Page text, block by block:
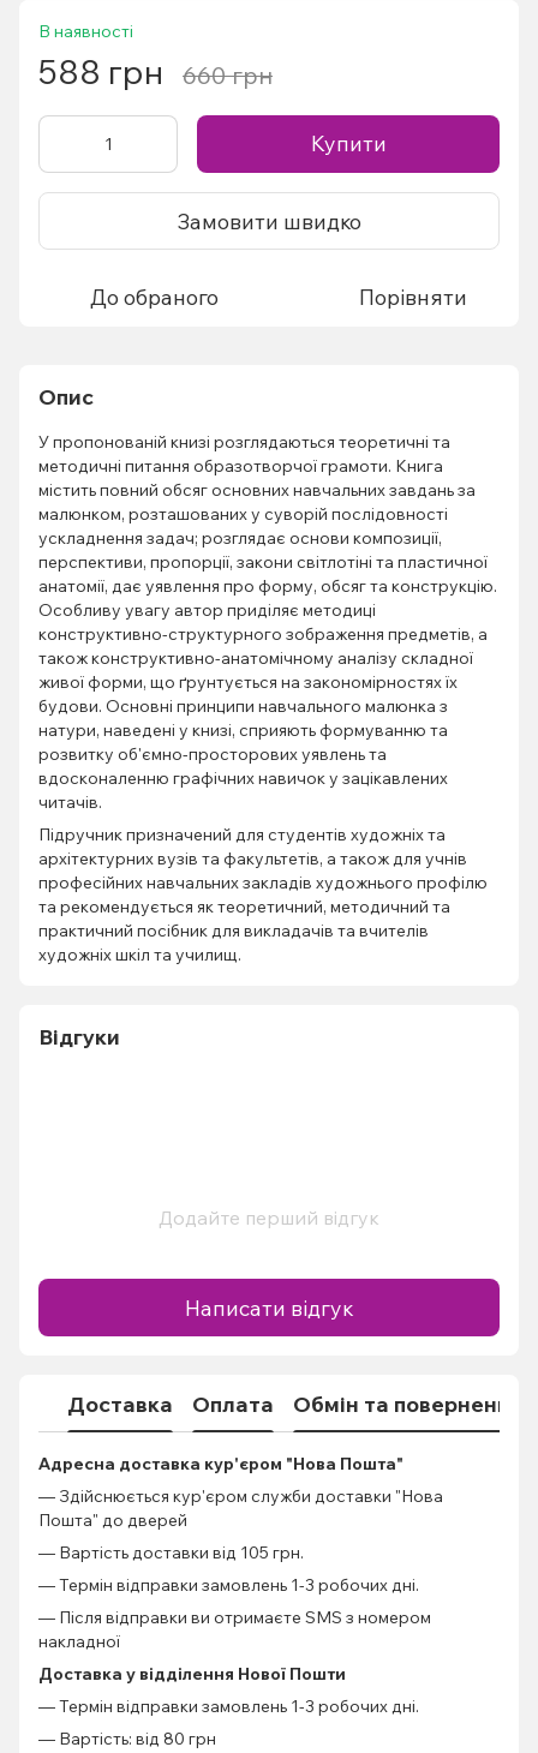
В наявності
588 грн 660 грн
Купити
Замовити швидко
До обраного Порівняти
Опис
У пропонованій книзі розглядаються теоретичні та
методичні питання образотворчої грамоти. Книга
містить повний обсяг основних навчальних завдань за
малюнком, розташованих у суворій послідовності
ускладнення задач; розглядає основи композиції,
перспективи, пропорції, закони світлотіні та пластичної
анатомії, дає уявлення про форму, обсяг та конструкцію.
Особливу увагу автор приділяє методиці
конструктивно-структурного зображення предметів, а
також конструктивно-анатомічному аналізу складної
живої форми, що ґрунтується на закономірностях їх
будови. Основні принципи навчального малюнка з
натури, наведені у книзі, сприяють формуванню та
розвитку об'ємно-просторових уявлень та
вдосконаленню графічних навичок у зацікавлених
читачів.
Підручник призначений для студентів художніх та
архітектурних вузів та факультетів, а також для учнів
професійних навчальних закладів художнього профілю
та рекомендується як теоретичний, методичний та
практичний посібник для викладачів та вчителів
художніх шкіл та училищ.
Відгуки
Додайте перший відгук
Написати відгук
Доставка Оплата Обмін та повернення
Адресна доставка кур'єром "Нова Пошта"
— Здійснюється кур'єром служби доставки "Нова
Пошта" до дверей
— Вартість доставки від 105 грн.
— Термін відправки замовлень 1-3 робочих дні.
— Після відправки ви отримаєте SMS з номером
накладної
Доставка у відділення Нової Пошти
— Термін відправки замовлень 1-3 робочих дні.
— Вартість: від 80 грн